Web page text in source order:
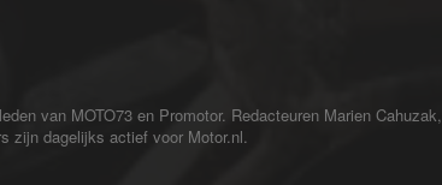
van MOTO73 en Promotor. Redacteuren Marien Cahuzak,
zijn dagelijks actief voor Motor.nl.